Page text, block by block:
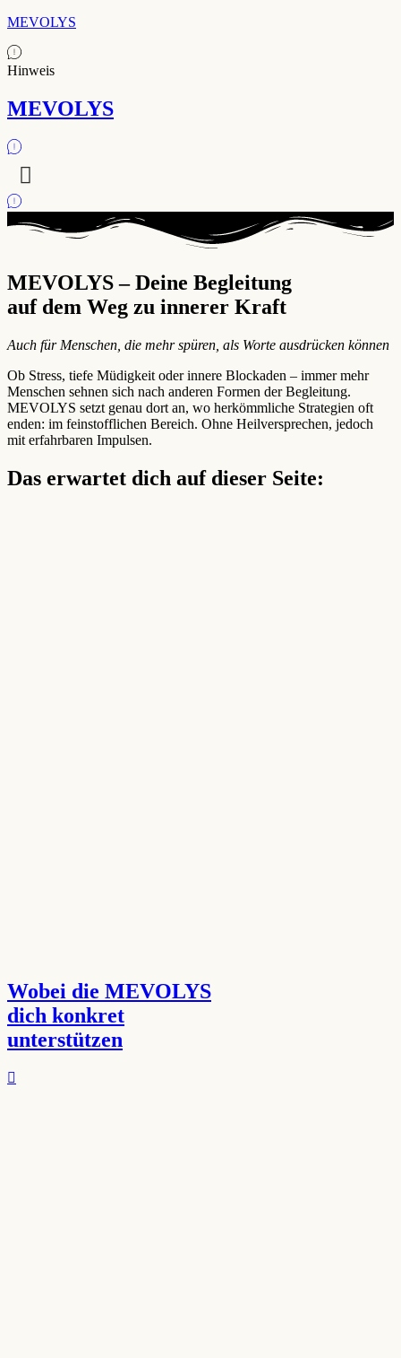
MEVOLYS
Hinweis
MEVOLYS
MEVOLYS – Deine Begleitung
auf dem Weg zu innerer Kraft
Auch für Menschen, die mehr spüren, als Worte ausdrücken können
Ob Stress, tiefe Müdigkeit oder innere Blockaden – immer mehr
Menschen sehnen sich nach anderen Formen der Begleitung.
MEVOLYS setzt genau dort an, wo herkömmliche Strategien oft
enden: im feinstofflichen Bereich. Ohne Heilversprechen, jedoch
mit erfahrbaren Impulsen.
Das erwartet dich auf dieser Seite:
Wobei die MEVOLYS
dich konkret
unterstützen